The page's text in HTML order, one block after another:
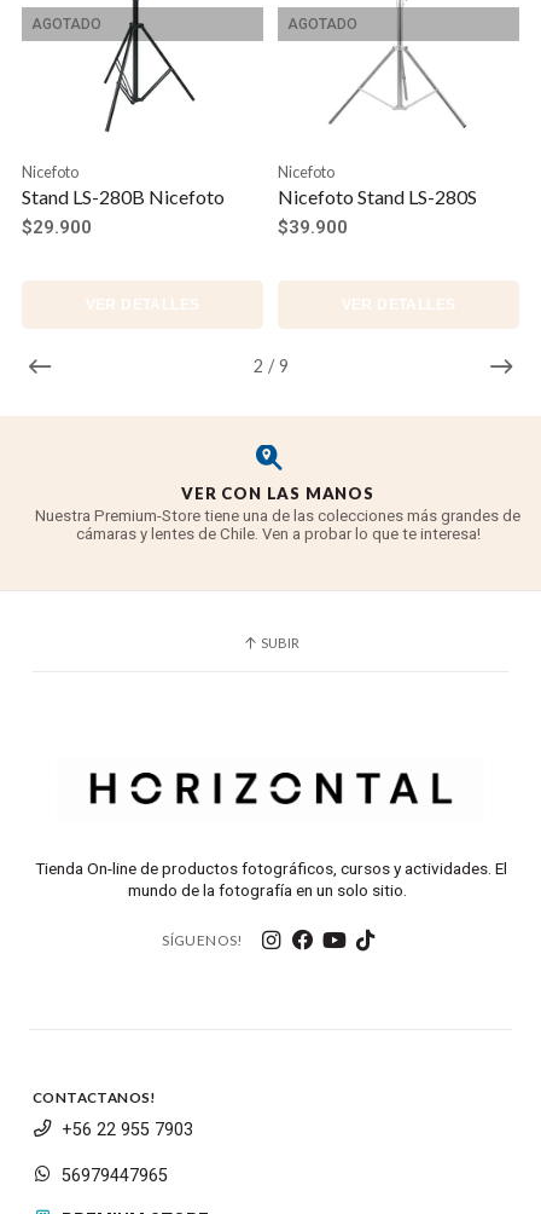
2 / 9
AGOTADO
Nicefoto
Stand LS-280B Nicefoto
$29.900
VER DETALLES
AGOTADO
Nicefoto
Nicefoto Stand LS-280S
$39.900
VER DETALLES
VER CON LAS MANOS
Nuestra Premium-Store tiene una de las colecciones más grandes de
cámaras y lentes de Chile. Ven a probar lo que te interesa!
SUBIR
Tienda On-line de productos fotográficos, cursos y actividades. El
mundo de la fotografía en un solo sitio.
SÍGUENOS!
CONTACTANOS!
+56 22 955 7903
56979447965